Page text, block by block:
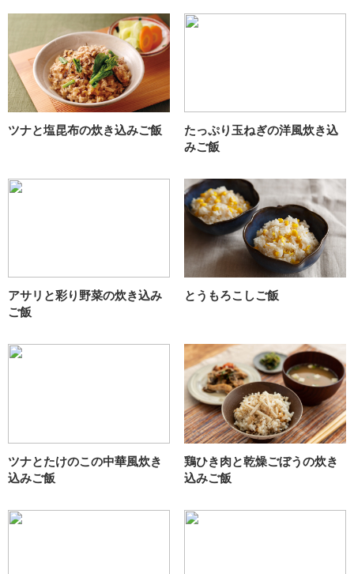
ツナと塩昆布の炊き込みご飯
たっぷり玉ねぎの洋風炊き込
みご飯
アサリと彩り野菜の炊き込み
ご飯
とうもろこしご飯
ツナとたけのこの中華風炊き
込みご飯
鶏ひき肉と乾燥ごぼうの炊き
込みご飯